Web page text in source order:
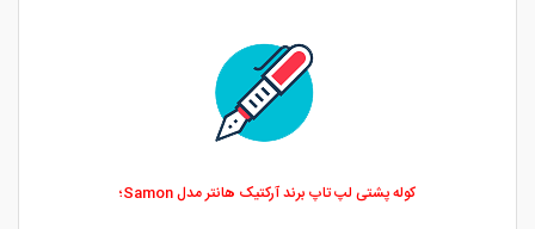
کوله پشتی لپ تاپ برند آرکتیک هانتر مدل Samon؛